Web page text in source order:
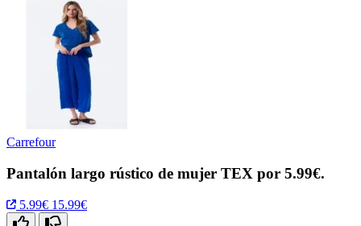
Carrefour
Pantalón largo rústico de mujer TEX por 5.99€.
5.99€ 15.99€